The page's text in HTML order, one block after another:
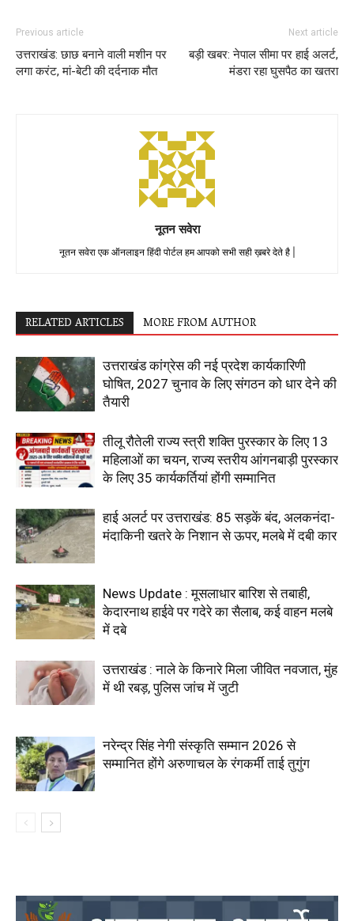
Previous article
उत्तराखंड: छाछ बनाने वाली मशीन पर
लगा करंट, मां-बेटी की दर्दनाक मौत
Next article
बड़ी खबर: नेपाल सीमा पर हाई अलर्ट,
मंडरा रहा घुसपैठ का खतरा
नूतन सवेरा
नूतन सवेरा एक ऑनलाइन हिंदी पोर्टल हम आपको सभी सही ख़बरे देते है |
RELATED ARTICLES MORE FROM AUTHOR
उत्तराखंड कांग्रेस की नई प्रदेश कार्यकारिणी
घोषित, 2027 चुनाव के लिए संगठन को धार देने की
तैयारी
तीलू रौतेली राज्य स्त्री शक्ति पुरस्कार के लिए 13
महिलाओं का चयन, राज्य स्तरीय आंगनबाड़ी पुरस्कार
के लिए 35 कार्यकर्तियां होंगी सम्मानित
हाई अलर्ट पर उत्तराखंड: 85 सड़कें बंद, अलकनंदा-
मंदाकिनी खतरे के निशान से ऊपर, मलबे में दबी कार
News Update : मूसलाधार बारिश से तबाही,
केदारनाथ हाईवे पर गदेरे का सैलाब, कई वाहन मलबे
में दबे
उत्तराखंड : नाले के किनारे मिला जीवित नवजात, मुंह
में थी रबड़, पुलिस जांच में जुटी
नरेन्द्र सिंह नेगी संस्कृति सम्मान 2026 से
सम्मानित होंगे अरुणाचल के रंगकर्मी ताई तुगुंग